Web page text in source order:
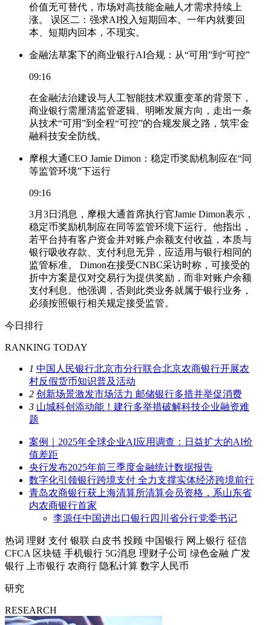
价值无可替代，市场对高技能金融人才需求持续上
涨。 误区二：强求AI投入短期回本。一年内就要回
本、短期内回本，不现实。
金融法草案下的商业银行AI合规：从“可用”到“可控”
09:16
在金融法治建设与人工智能技术双重变革的背景下，
商业银行需厘清监管逻辑、明晰发展方向，走出一条
从技术“可用”到全程“可控”的合规发展之路，筑牢金
融科技安全防线。
摩根大通CEO Jamie Dimon：稳定币奖励机制应在“同
等监管环境”下运行
09:16
3月3日消息，摩根大通首席执行官Jamie Dimon表示，
稳定币奖励机制应在同等监管环境下运行。他指出，
若平台持有客户资金并对账户余额支付收益，本质与
银行吸收存款、支付利息无异，应适用与银行相同的
监管标准。 Dimon在接受CNBC采访时称，可接受的
折中方案是仅对交易行为提供奖励，而非对账户余额
支付利息。他强调，否则此类业务就属于银行业务，
必须按照银行相关规定接受监管。
今日排行
RANKING TODAY
1 中国人民银行北京市分行联合北京农商银行开展农
村反假货币知识普及活动
2 创新场景激发市场活力 邮储银行多措并举促消费
3 山城科创添动能！建行多举措破解科技企业融资难
题
案例｜2025年全球企业AI应用调查：日益扩大的AI价
值差距
央行发布2025年前三季度金融统计数据报告
数字化引领银行跨境支付 全力支撑实体经济跨境前行
青岛农商银行获上海清算所清算会员资格，系山东省
内农商银行首家
李源任中国进出口银行四川省分行党委书记
热词 理财 支付 银联 白皮书 投顾 中国银行 网上银行 征信
CFCA 区块链 手机银行 5G消息 理财子公司 绿色金融 广发
银行
上市银行 农商行 隐私计算 数字人民币
研究
RESEARCH